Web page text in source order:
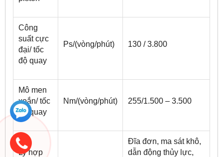
Công
suất cực
đại/ tốc
độ quay
Ps/(vòng/phút) 130 / 3.800
Mô men
xoắn/ tốc
độ quay
Nm/(vòng/phút) 255/1.500 – 3.500
Ly hợp
Đĩa đơn, ma sát khô,
dẫn động thủy lực,